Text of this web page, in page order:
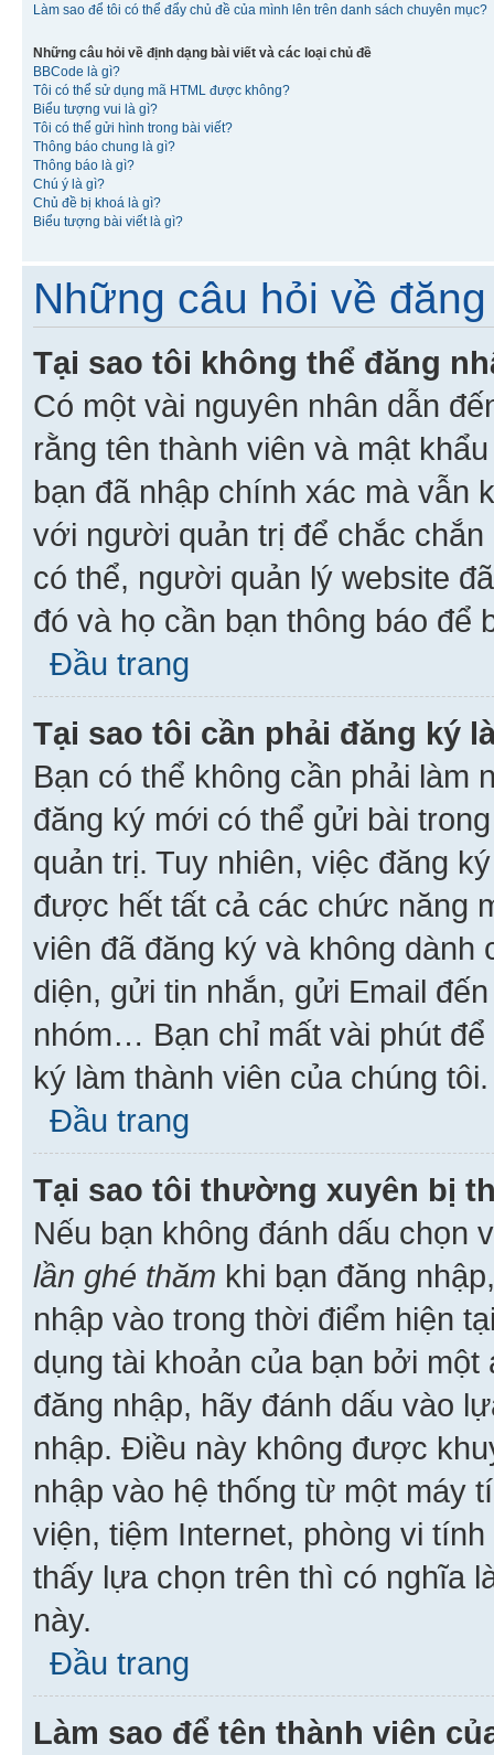
Làm sao để tôi có thể đẩy chủ đề của mình lên trên danh sách chuyên mục?
Những câu hỏi về định dạng bài viết và các loại chủ đề
BBCode là gì?
Tôi có thể sử dụng mã HTML được không?
Biểu tượng vui là gì?
Tôi có thể gửi hình trong bài viết?
Thông báo chung là gì?
Thông báo là gì?
Chú ý là gì?
Chủ đề bị khoá là gì?
Biểu tượng bài viết là gì?
Những câu hỏi về
Tại sao tôi không thể đăng
Có một vài nguyên nhân dẫn
rằng tên thành viên và mật
bạn đã nhập chính xác mà vẫn
với người quản trị để chắc
có thể, người quản lý website
đó và họ cần bạn thông báo để
Đầu trang
Tại sao tôi cần phải đăng ký
Bạn có thể không cần phải làm
đăng ký mới có thể gửi bài
quản trị. Tuy nhiên, việc đăng
được hết tất cả các chức năng
viên đã đăng ký và không
diện, gửi tin nhắn, gửi Email
nhóm… Bạn chỉ mất vài phút
ký làm thành viên của chúng tôi.
Đầu trang
Tại sao tôi thường xuyên bị
Nếu bạn không đánh dấu chọn
lần ghé thăm khi bạn đăng
nhập vào trong thời điểm hiện
dụng tài khoản của bạn bởi
đăng nhập, hãy đánh dấu vào
nhập. Điều này không được
nhập vào hệ thống từ một máy
viện, tiệm Internet, phòng vi
thấy lựa chọn trên thì có nghĩa
này.
Đầu trang
Làm sao để tên thành viên